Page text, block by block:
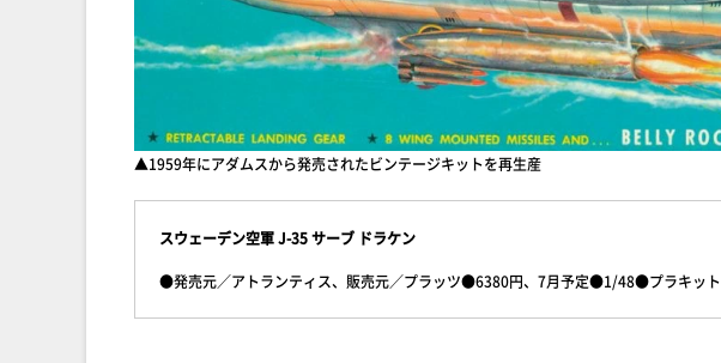
▲1959年にアダムスから発売されたビンテージキットを再生産
スウェーデン空軍 J-35 サーブ ドラケン
●発売元／アトランティス、販売元／プラッツ●6380円、7月予定●1/48●プラキット